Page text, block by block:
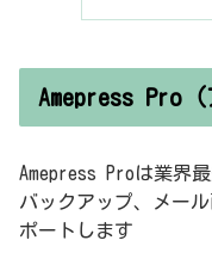
Amepress Pro
Amepress Proは業界
バックアップ、メー
ポートします